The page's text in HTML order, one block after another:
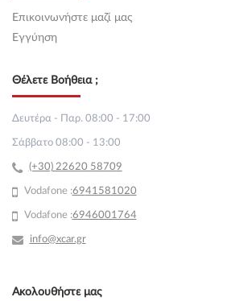
Επικοινωνήστε μαζί μας
Εγγύηση
Θέλετε Βοήθεια ;
Δευτέρα - Παρ. 08:00 - 17:00
Σάββατο 08:00 - 13:00
(+30) 22620 58709
Vodafone :6941581020
Vodafone :6946001764
info@xcar.gr
Ακολουθήστε μας